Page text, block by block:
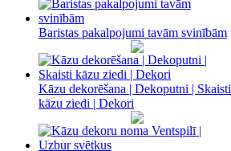
Baristas pakalpojumi tavām svinībām
Kāzu dekorēšana | Dekoputni | Skaisti
kāzu ziedi | Dekori